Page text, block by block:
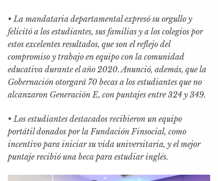
• La mandataria departamental expresó su orgullo y
felicitó a los estudiantes, sus familias y a los colegios por
estos excelentes resultados, que son el reflejo del
compromiso y trabajo en equipo con la comunidad
educativa durante el año 2020. Anunció, además, que la
Gobernación otorgará 70 becas a los estudiantes que no
alcanzaron Generación E, con puntajes entre 324 y 349.
• Los estudiantes destacados recibieron un equipo
portátil donados por la Fundación Finsocial, como
incentivo para iniciar su vida universitaria, y el mejor
puntaje recibió una beca para estudiar inglés.